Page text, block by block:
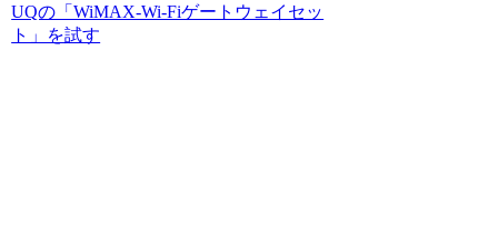
UQの「WiMAX-Wi-Fiゲートウェイセッ
ト」を試す